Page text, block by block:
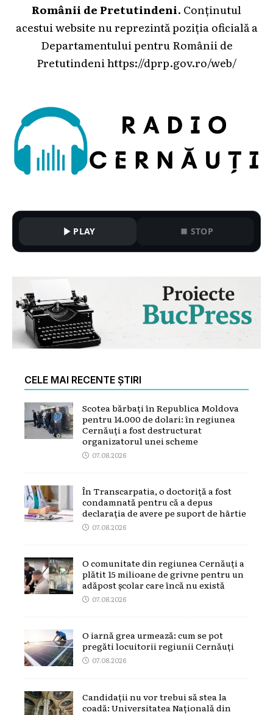
Românii de Pretutindeni. Conținutul
acestui website nu reprezintă poziția oficială a
Departamentului pentru Românii de
Pretutindeni https://dprp.gov.ro/web/
PLAY STOP
CELE MAI RECENTE ȘTIRI
Scotea bărbați în Republica Moldova
pentru 14.000 de dolari: în regiunea
Cernăuți a fost destructurat
organizatorul unei scheme
07.08.2026
În Transcarpatia, o doctoriță a fost
condamnată pentru că a depus
declarația de avere pe suport de hârtie
07.08.2026
O comunitate din regiunea Cernăuți a
plătit 15 milioane de grivne pentru un
adăpost școlar care încă nu există
07.08.2026
O iarnă grea urmează: cum se pot
pregăti locuitorii regiunii Cernăuți
07.08.2026
Candidații nu vor trebui să stea la
coadă: Universitatea Națională din